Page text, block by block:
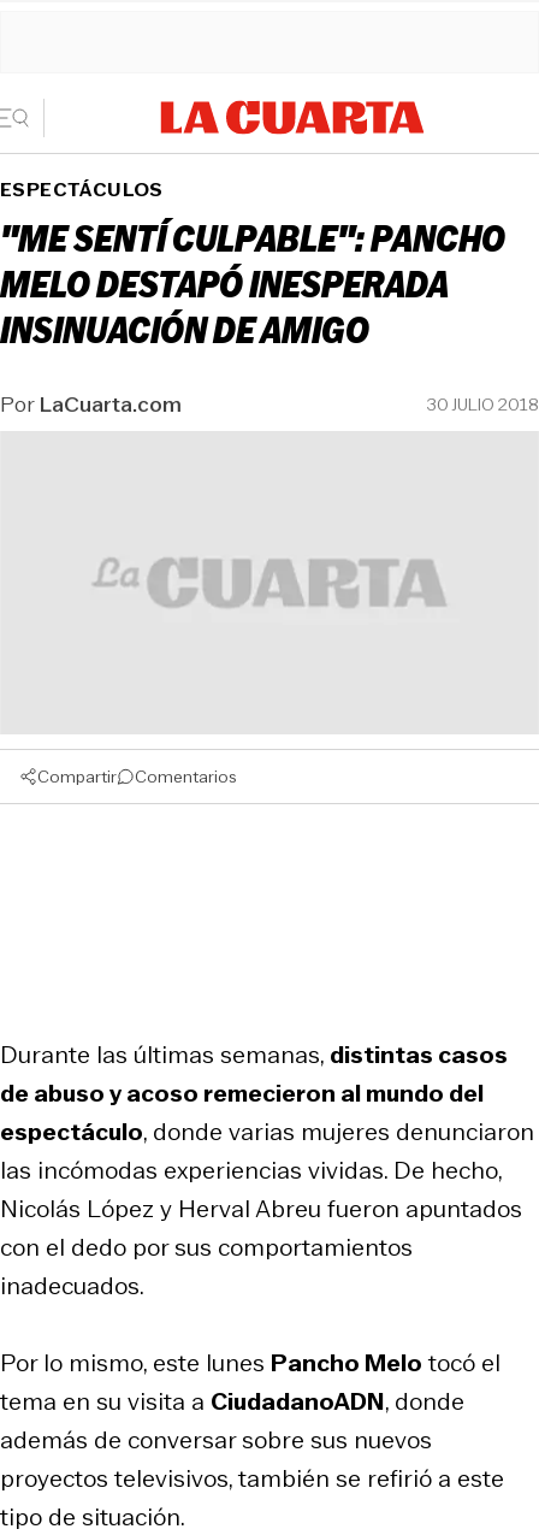
ESPECTÁCULOS
"ME SENTÍ CULPABLE": PANCHO
MELO DESTAPÓ INESPERADA
INSINUACIÓN DE AMIGO
PorLaCuarta.com 30 JULIO 2018
Compartir Comentarios
Durante las últimas semanas, distintas casos
de abuso y acoso remecieron al mundo del
espectáculo, donde varias mujeres denunciaron
las incómodas experiencias vividas. De hecho,
Nicolás López y Herval Abreu fueron apuntados
con el dedo por sus comportamientos
inadecuados.
Por lo mismo, este lunes Pancho Melotocó el
tema en su visita a CiudadanoADN, donde
además de conversar sobre sus nuevos
proyectos televisivos, también se refirió a este
tipo de situación.